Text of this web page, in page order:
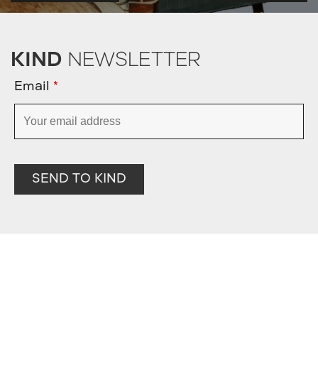
KIND NEWSLETTER
Email *